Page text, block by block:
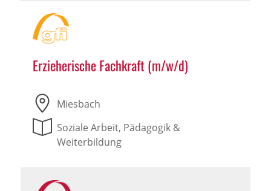
Erzieherische Fachkraft (m/w/d)
Miesbach
Soziale Arbeit, Pädagogik &
Weiterbildung